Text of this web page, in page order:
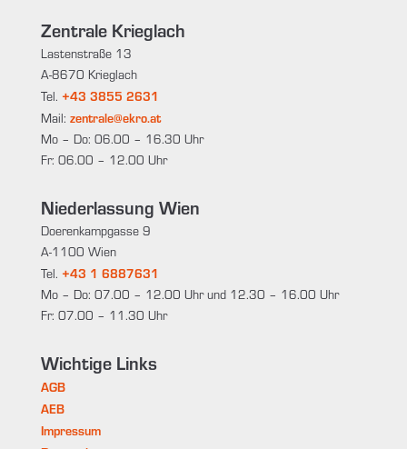
Zentrale Krieglach
Lastenstraße 13
A-8670 Krieglach
Tel. +43 3855 2631
Mail: zentrale@ekro.at
Mo – Do: 06.00 – 16.30 Uhr
Fr: 06.00 – 12.00 Uhr
Niederlassung Wien
Doerenkampgasse 9
A-1100 Wien
Tel. +43 1 6887631
Mo – Do: 07.00 – 12.00 Uhr und 12.30 – 16.00 Uhr
Fr: 07.00 – 11.30 Uhr
Wichtige Links
AGB
AEB
Impressum